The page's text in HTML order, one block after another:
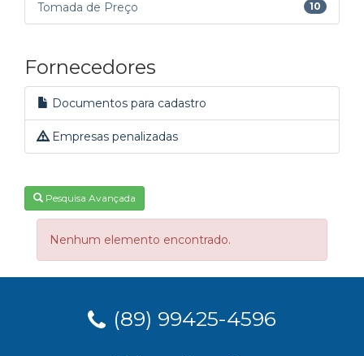
Tomada de Preço 10
Fornecedores
Documentos para cadastro
Empresas penalizadas
Pesquisa Avançada
Nenhum elemento encontrado.
(89) 99425-4596